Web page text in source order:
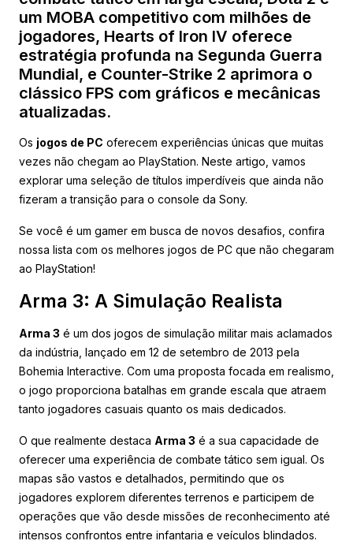
um MOBA competitivo com milhões de
jogadores, Hearts of Iron IV oferece
estratégia profunda na Segunda Guerra
Mundial, e Counter-Strike 2 aprimora o
clássico FPS com gráficos e mecânicas
atualizadas.
Os jogos de PC oferecem experiências únicas que muitas
vezes não chegam ao PlayStation. Neste artigo, vamos
explorar uma seleção de títulos imperdíveis que ainda não
fizeram a transição para o console da Sony.
Se você é um gamer em busca de novos desafios, confira
nossa lista com os melhores jogos de PC que não chegaram
ao PlayStation!
Arma 3: A Simulação Realista
Arma 3 é um dos jogos de simulação militar mais aclamados
da indústria, lançado em 12 de setembro de 2013 pela
Bohemia Interactive. Com uma proposta focada em realismo,
o jogo proporciona batalhas em grande escala que atraem
tanto jogadores casuais quanto os mais dedicados.
O que realmente destaca Arma 3 é a sua capacidade de
oferecer uma experiência de combate tático sem igual. Os
mapas são vastos e detalhados, permitindo que os
jogadores explorem diferentes terrenos e participem de
operações que vão desde missões de reconhecimento até
intensos confrontos entre infantaria e veículos blindados.